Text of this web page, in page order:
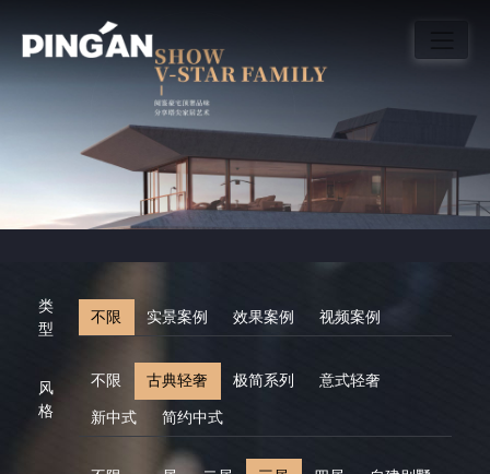
类
型
不限 实景案例 效果案例 视频案例
风
格
不限 古典轻奢 极简系列 意式轻奢
新中式 简约中式